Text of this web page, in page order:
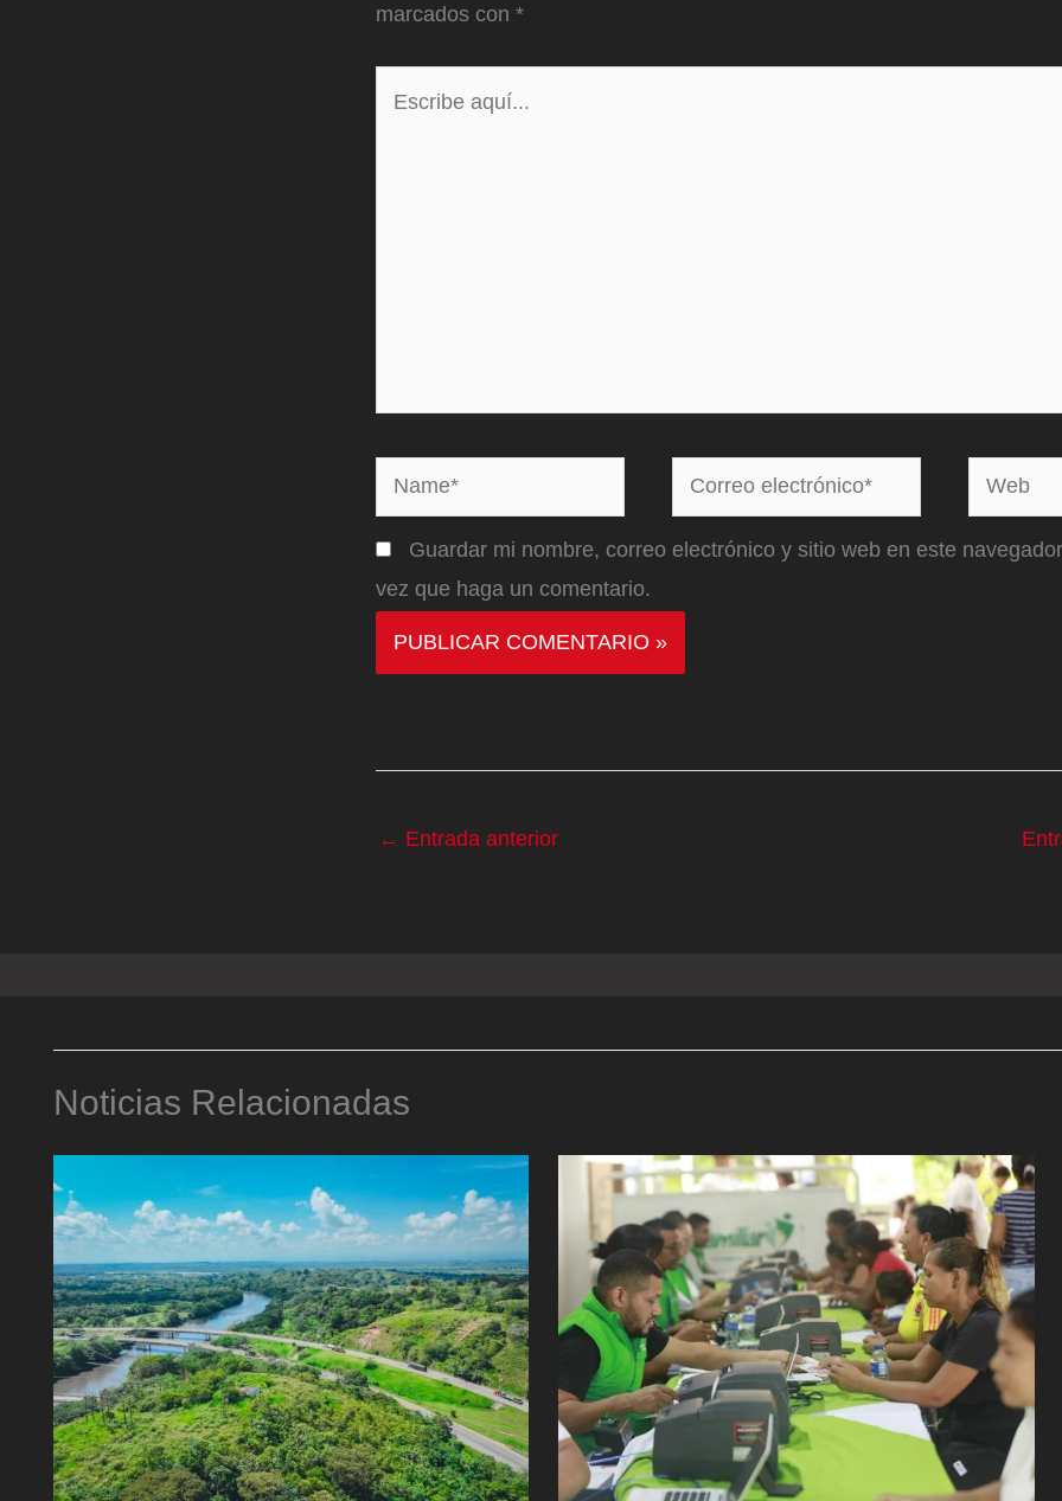
marcados con *
Name*
Correo
electrónico*
Web
Guardar mi nombre, correo electrónico y sitio web en este
vez que haga un comentario.
← Entrada anterior
Noticias Relacionadas